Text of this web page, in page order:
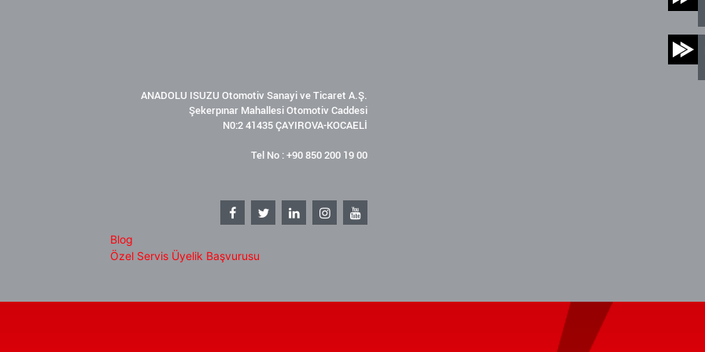
ANADOLU ISUZU Otomotiv Sanayi ve Ticaret A.Ş.
Şekerpınar Mahallesi Otomotiv Caddesi
N0:2 41435 ÇAYIROVA-KOCAELİ
Tel No : +90 850 200 19 00
Blog
Özel Servis Üyelik Başvurusu